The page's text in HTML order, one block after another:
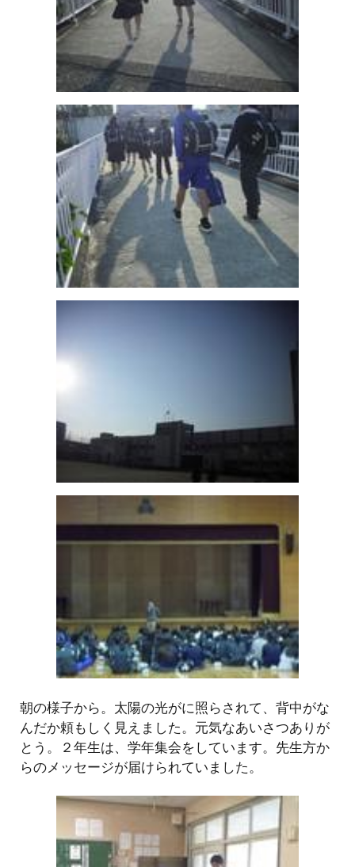
朝の様子から。太陽の光がに照らされて、背中がな
んだか頼もしく見えました。元気なあいさつありが
とう。２年生は、学年集会をしています。先生方か
らのメッセージが届けられていました。